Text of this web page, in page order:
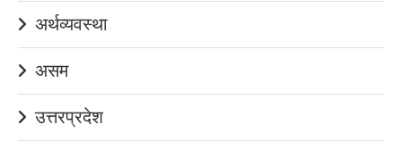
अर्थव्यवस्था
असम
उत्तरप्रदेश